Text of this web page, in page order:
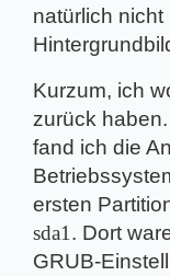
natürlich
Kurzum, ich
zurück
fand ich die
ersten
sda1 . Dort
GRUB-